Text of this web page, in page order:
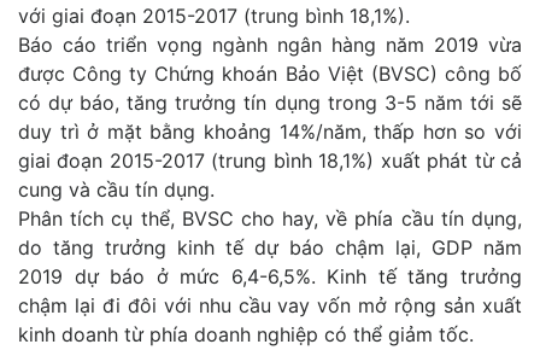
với giai đoạn 2015-2017 (trung bình 18,1%).
Báo cáo triển vọng ngành ngân hàng năm 2019 vừa
được Công ty Chứng khoán Bảo Việt (BVSC) công bố
có dự báo, tăng trưởng tín dụng trong 3-5 năm tới sẽ
duy trì ở mặt bằng khoảng 14%/năm, thấp hơn so với
giai đoạn 2015-2017 (trung bình 18,1%) xuất phát từ cả
cung và cầu tín dụng.
Phân tích cụ thể, BVSC cho hay, về phía cầu tín dụng,
do tăng trưởng kinh tế dự báo chậm lại, GDP năm
2019 dự báo ở mức 6,4-6,5%. Kinh tế tăng trưởng
chậm lại đi đôi với nhu cầu vay vốn mở rộng sản xuất
kinh doanh từ phía doanh nghiệp có thể giảm tốc.